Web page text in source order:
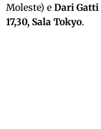
Moleste) e Dari Gatti
17,30, Sala Tokyo.